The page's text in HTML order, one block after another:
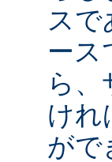
スで
ース
ら
けれ
がで